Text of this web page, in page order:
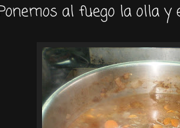
al fuego la olla y